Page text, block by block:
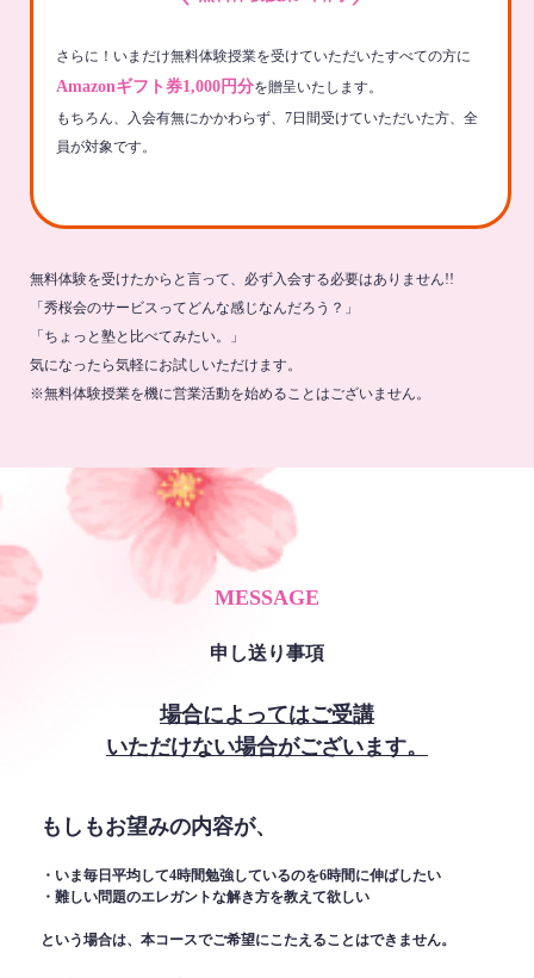
さらに！いまだけ無料体験授業を受けていただいたすべての方に
Amazonギフト券1,000円分を贈呈いたします。
もちろん、入会有無にかかわらず、7日間受けていただいた方、全
員が対象です。
無料体験を受けたからと言って、必ず入会する必要はありません!!
「秀桜会のサービスってどんな感じなんだろう？」
「ちょっと塾と比べてみたい。」
気になったら気軽にお試しいただけます。
※無料体験授業を機に営業活動を始めることはございません。
MESSAGE
申し送り事項
場合によってはご受講
いただけない場合がございます。
もしもお望みの内容が、
・いま毎日平均して4時間勉強しているのを6時間に伸ばしたい
・難しい問題のエレガントな解き方を教えて欲しい
という場合は、本コースでご希望にこたえることはできません。